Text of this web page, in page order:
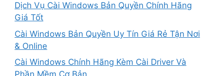
Dịch Vụ Cài Windows Bản Quyền Chính Hãng
Giá Tốt
Cài Windows Bản Quyền Uy Tín Giá Rẻ Tận Nơi
& Online
Cài Windows Chính Hãng Kèm Cài Driver Và